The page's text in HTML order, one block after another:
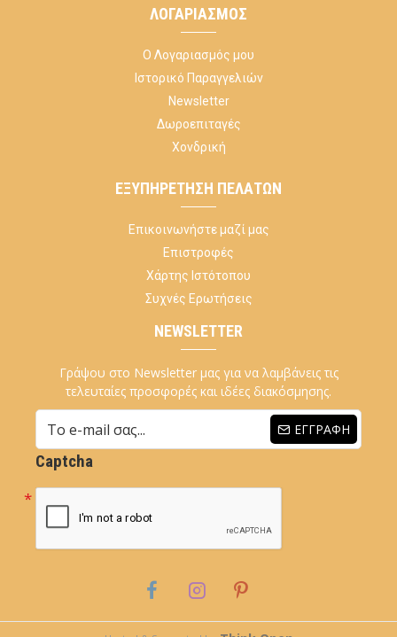
ΛΟΓΑΡΙΑΣΜΌΣ
Ο Λογαριασμός μου
Ιστορικό Παραγγελιών
Newsletter
Δωροεπιταγές
Χονδρική
ΕΞΥΠΗΡΈΤΗΣΗ ΠΕΛΑΤΏΝ
Επικοινωνήστε μαζί μας
Επιστροφές
Χάρτης Ιστότοπου
Συχνές Ερωτήσεις
NEWSLETTER
Γράψου στο Newsletter μας για να λαμβάνεις τις
τελευταίες προσφορές και ιδέες διακόσμησης.
ΕΓΓΡΑΦΉ
Captcha